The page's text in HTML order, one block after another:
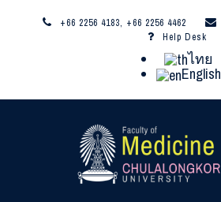
+66 2256 4183, +66 2256 4462
Help Desk
ไทย
English